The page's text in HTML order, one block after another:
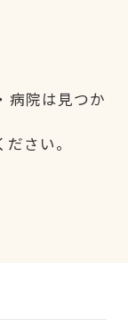
病院は見つか
さい。